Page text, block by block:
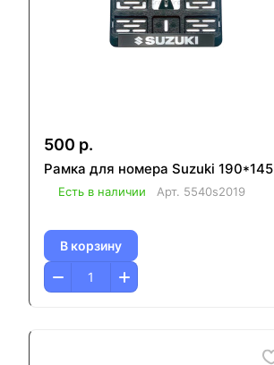
500 р.
Рамка для номера Suzuki 190*145
Есть в наличии Арт. 5540s2019
В корзину